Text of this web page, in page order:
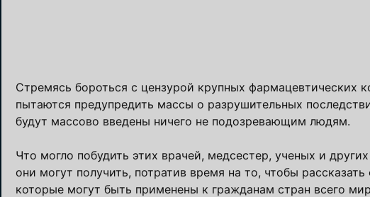
Стремясь бороться с цензурой крупных фармацевтических
пытаются предупредить массы о разрушительных
будут массово введены ничего не подозревающим людям.
Что могло побудить этих врачей, медсестер, ученых и
они могут получить, потратив время на то, чтобы
которые могут быть применены к гражданам стран всего